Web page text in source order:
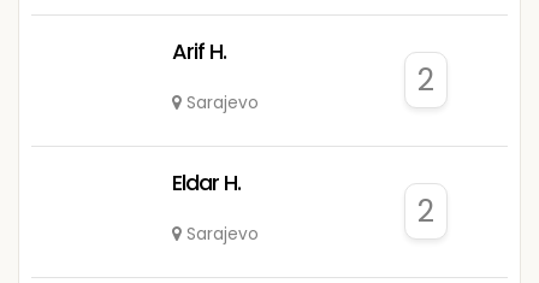
Arif H.
Sarajevo
2
Eldar H.
Sarajevo
2